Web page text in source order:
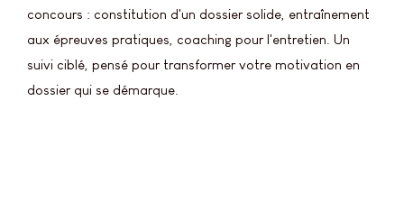
concours : constitution d'un dossier solide, entraînement
aux épreuves pratiques, coaching pour l'entretien. Un
suivi ciblé, pensé pour transformer votre motivation en
dossier qui se démarque.